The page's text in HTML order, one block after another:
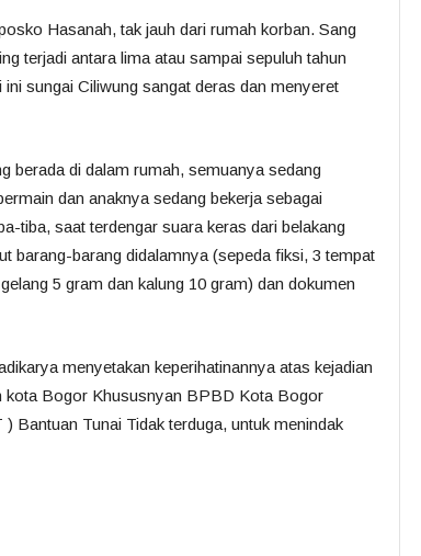
Hasanah, tak jauh dari rumah korban. Sang
terjadi antara lima atau sampai sepuluh tahun
sungai Ciliwung sangat deras dan menyeret
berada di dalam rumah, semuanya sedang
dan anaknya sedang bekerja sebagai
tiba, saat terdengar suara keras dari belakang
barang-barang didalamnya (sepeda fiksi, 3 tempat
5 gram dan kalung 10 gram) dan dokumen
menyetakan keperihatinannya atas kejadian
kota Bogor Khususnyan BPBD Kota Bogor
Bantuan Tunai Tidak terduga, untuk menindak